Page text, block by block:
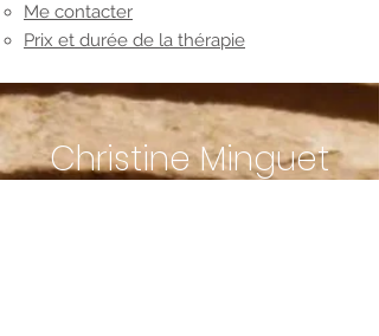
Me contacter
Prix et durée de la thérapie
Christine Minguet